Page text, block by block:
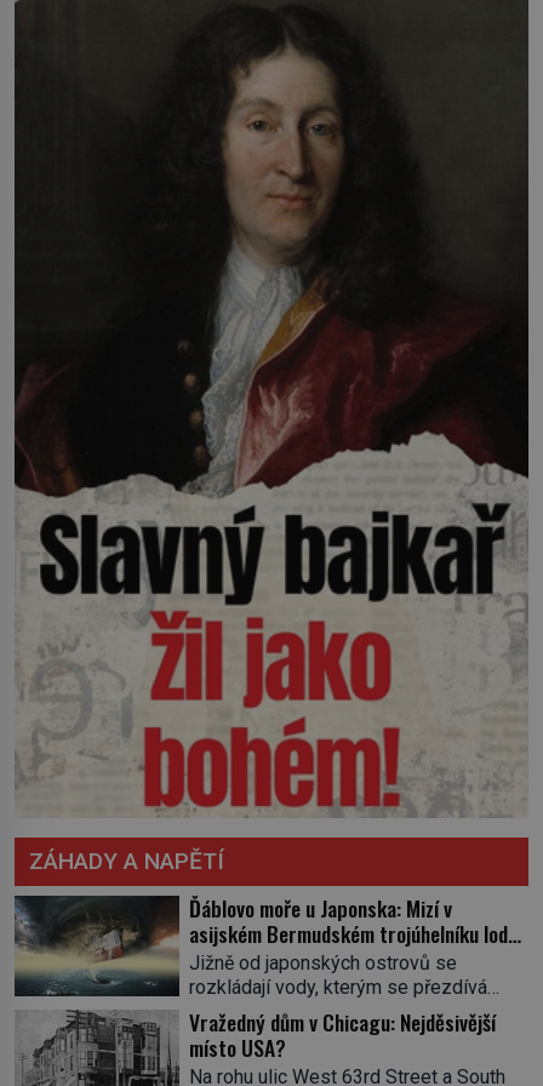
ZÁHADY A NAPĚTÍ
Ďáblovo moře u Japonska: Mizí v
asijském Bermudském trojúhelníku lodě
ve spárech neznámé síly?
Jižně od japonských ostrovů se
rozkládají vody, kterým se přezdívá
Ďáblovo moře. Vypráví se o lodích
mizejících beze stopy, podivných
světlech, zrádných proudech i mořských
Vražedný dům v Chicagu: Nejděsivější
místo USA?
Na rohu ulic West 63rd Street a South